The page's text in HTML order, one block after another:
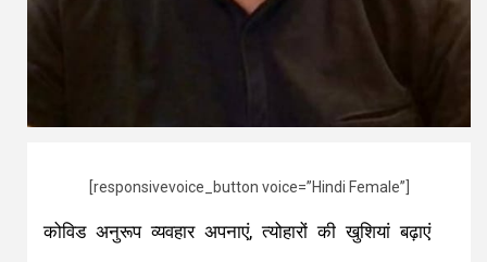
[responsivevoice_button voice=”Hindi Female”]
कोविड अनुरूप व्यवहार अपनाएं, त्योहारों की खुशियां बढ़ाएं